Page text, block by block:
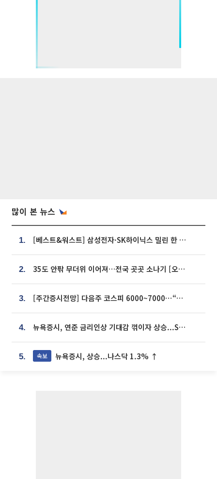
많이 본 뉴스
1. [베스트&워스트] 삼성전자·SK하이닉스 밀린 한 주…상상인증권은 85% 급등
2. 35도 안팎 무더위 이어져…전국 곳곳 소나기 [오늘 날씨]
3. [주간증시전망] 다음주 코스피 6000~7000⋯“外人 수급은 정책이 변수”
4. 뉴욕증시, 연준 금리인상 기대감 꺾이자 상승...S&P500 사상 최고치 [종합]
5. 속보 뉴욕증시, 상승...나스닥 1.3% ↑